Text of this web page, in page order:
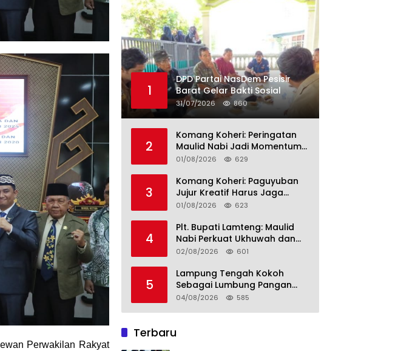
Perwakilan Rakyat
1
DPD Partai NasDem Pesisir
Barat Gelar Bakti Sosial
31/07/2026 860
2
Komang Koheri: Peringatan
Maulid Nabi Jadi Momentum
Perkuat Ukhuwah Umat di
01/08/2026 629
3
Komang Koheri: Paguyuban
Jujur Kreatif Harus Jaga
Persatuan untuk Kemajuan
01/08/2026 623
4
Plt. Bupati Lamteng: Maulid
Nabi Perkuat Ukhuwah dan
Jaga Kerukunan Umat
02/08/2026 601
5
Lampung Tengah Kokoh
Sebagai Lumbung Pangan
dan Kekuatan Perkebunan
Fondasi Menuju Indonesia
04/08/2026 585
Terbaru